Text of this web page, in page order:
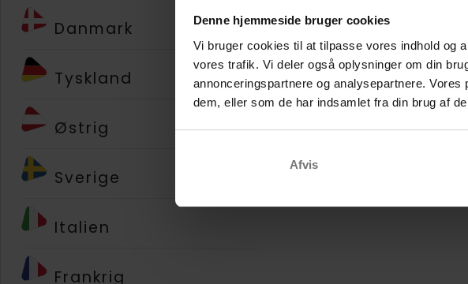
Denne hjemmeside bruger cookies
Vi bruger cookies til at tilpasse vores indhold og
vores trafik. Vi deler også oplysninger om din
annonceringspartnere og analysepartnere.
dem, eller som de har indsamlet fra din brug af
Afvis
Danmark
Tyskland
Østrig
Sverige
Italien
Frankrig